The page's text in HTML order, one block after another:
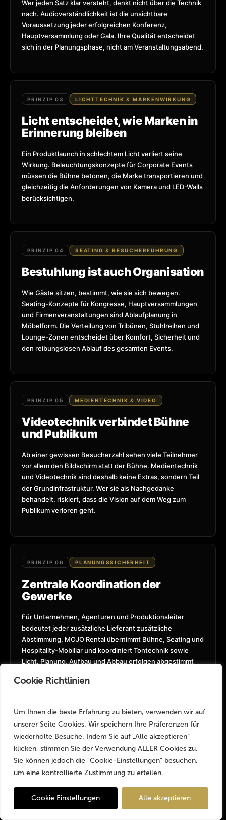
Cookie Richtlinien
Um Ihnen die beste Erfahrung zu bieten, verwenden wir auf
unserer Seite Cookies. Wir speichern Ihre Präferenzen für
wiederholte Besuche. Indem Sie auf „Alle akzeptieren“
klicken, stimmen Sie der Verwendung ALLER Cookies zu.
Sie können jedoch die "Cookie-Einstellungen" besuchen,
um eine kontrollierte Zustimmung zu erteilen.
Cookie Einstellungen Alle akzeptieren
Wer jeden Satz klar versteht, denkt nicht über die Technik
nach. Audioverständlichkeit ist die unsichtbare
Voraussetzung jeder erfolgreichen Konferenz,
Hauptversammlung oder Gala. Ihre Qualität entscheidet
sich in der Planungsphase, nicht am Veranstaltungsabend.
PRINZIP 03 LICHTTECHNIK & MARKENWIRKUNG
Licht entscheidet, wie Marken in
Erinnerung bleiben
Ein Produktlaunch in schlechtem Licht verliert seine
Wirkung. Beleuchtungskonzepte für Corporate Events
müssen die Bühne betonen, die Marke transportieren und
gleichzeitig die Anforderungen von Kamera und LED-Walls
berücksichtigen.
PRINZIP 04 SEATING & BESUCHERFÜHRUNG
Bestuhlung ist auch Organisation
Wie Gäste sitzen, bestimmt, wie sie sich bewegen.
Seating-Konzepte für Kongresse, Hauptversammlungen
und Firmenveranstaltungen sind Ablaufplanung in
Möbelform. Die Verteilung von Tribünen, Stuhlreihen und
Lounge-Zonen entscheidet über Komfort, Sicherheit und
den reibungslosen Ablauf des gesamten Events.
PRINZIP 05 MEDIENTECHNIK & VIDEO
Videotechnik verbindet Bühne
und Publikum
Ab einer gewissen Besucherzahl sehen viele Teilnehmer
vor allem den Bildschirm statt der Bühne. Medientechnik
und Videotechnik sind deshalb keine Extras, sondern Teil
der Grundinfrastruktur. Wer sie als Nachgedanke
behandelt, riskiert, dass die Vision auf dem Weg zum
Publikum verloren geht.
PRINZIP 06 PLANUNGSSICHERHEIT
Zentrale Koordination der
Gewerke
Für Unternehmen, Agenturen und Produktionsleiter
bedeutet jeder zusätzliche Lieferant zusätzliche
Abstimmung. MOJO Rental übernimmt Bühne, Seating und
Hospitality-Mobiliar und koordiniert Tontechnik sowie
Licht. Planung, Aufbau und Abbau erfolgen abgestimmt
Professionelle Corporate-Produktion entsteht
durch das Zusammenspiel aller Gewerke. MOJO
Rental koordiniert Bühne, Sound, Light, Seating
und Hospitality-Mobiliar innerhalb eines
abgestimmten Gesamtkonzepts.
✕